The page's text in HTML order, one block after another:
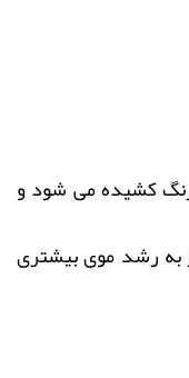
کشیده می شود و
رشد موی بیشتری